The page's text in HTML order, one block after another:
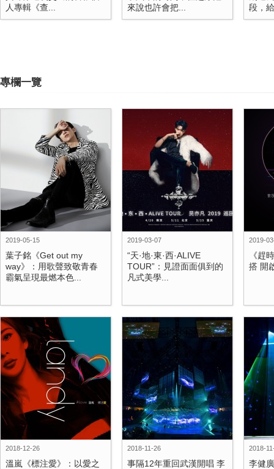
人專輯《查...
來說也許會把...
段，
專欄一覽
2019-05-15
葉子銘《Get out my
way》：用歌聲致敬青春
霸氣呈現最燃本色...
2019-03-07
“天·地·東·西·ALIVE
TOUR”：見證面面俱到的
凡式美學...
2019-
《趕
搭 開
2018-12-26
溫嵐《標注愛》：以愛之
2018-11-26
事隔12年重回武漢開唱 李
2018-
李健